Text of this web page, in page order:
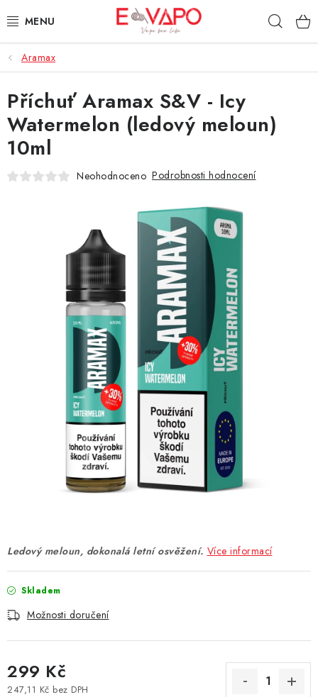
na
3D TISK
TIPY ZA DOBROU CENU
AROMATA A PŘÍCHUTĚ
BÁZE
NIKOTINOVÉ SÁČKY
DÁRKOVÉ VOUCHERY
ATOMIZÉRY A CARTRIDGE
BATERIE A NABÍJEČKY
GRIPY & MODY
ZNAČKY
Kontakty
Prodejny
Aramax
Ledový meloun, dokonalá letní osvěžení. Více informací
Skladem
Možnosti doručení
299 Kč
247,11 Kč bez DPH
Příchuť Aramax S&V - Icy
Watermelon (ledový meloun)
10ml
Neohodnoceno Podrobnosti hodnocení